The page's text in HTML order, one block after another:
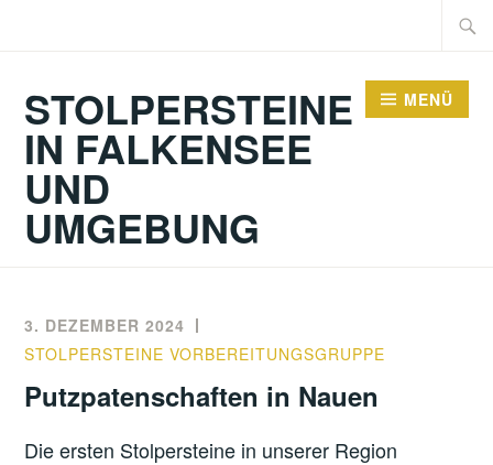
Suche
STOLPERSTEINE
IN FALKENSEE
UND
UMGEBUNG
MENÜ
Alle Beiträge
3. DEZEMBER 2024
STOLPERSTEINE VORBEREITUNGSGRUPPE
Putzpatenschaften in Nauen
Die ersten Stolpersteine in unserer Region